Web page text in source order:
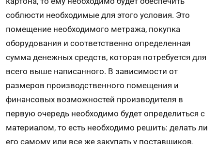
соблюсти необходимые для этого условия. Это
помещение необходимого метража, покупка
оборудования и соответственно определенная
сумма денежных средств, которая потребуется для
всего выше написанного. В зависимости от
размеров производственного помещения и
финансовых возможностей производителя в
первую очередь необходимо будет определиться с
материалом, то есть необходимо решить: делать ли
его самому или все же закупать у поставщиков.